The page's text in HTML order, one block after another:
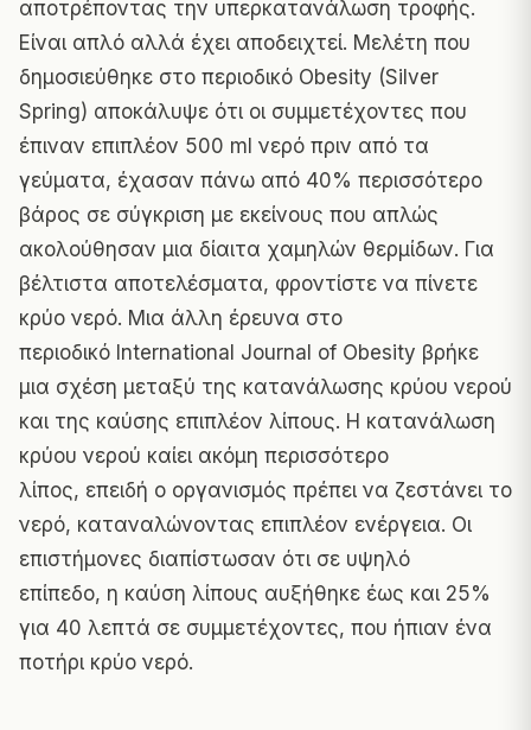
αποτρέποντας την υπερκατανάλωση τροφής.
Είναι απλό αλλά έχει αποδειχτεί. Μελέτη που
δημοσιεύθηκε στο περιοδικό Obesity (Silver
Spring) αποκάλυψε ότι οι συμμετέχοντες που
έπιναν επιπλέον 500 ml νερό πριν από τα
γεύματα, έχασαν πάνω από 40% περισσότερο
βάρος σε σύγκριση με εκείνους που απλώς
ακολούθησαν μια δίαιτα χαμηλών θερμίδων. Για
βέλτιστα αποτελέσματα, φροντίστε να πίνετε
κρύο νερό. Μια άλλη έρευνα στο
περιοδικό International Journal of Obesity βρήκε
μια σχέση μεταξύ της κατανάλωσης κρύου νερού
και της καύσης επιπλέον λίπους. Η κατανάλωση
κρύου νερού καίει ακόμη περισσότερο
λίπος, επειδή ο οργανισμός πρέπει να ζεστάνει το
νερό, καταναλώνοντας επιπλέον ενέργεια. Οι
επιστήμονες διαπίστωσαν ότι σε υψηλό
επίπεδο, η καύση λίπους αυξήθηκε έως και 25%
για 40 λεπτά σε συμμετέχοντες, που ήπιαν ένα
ποτήρι κρύο νερό.